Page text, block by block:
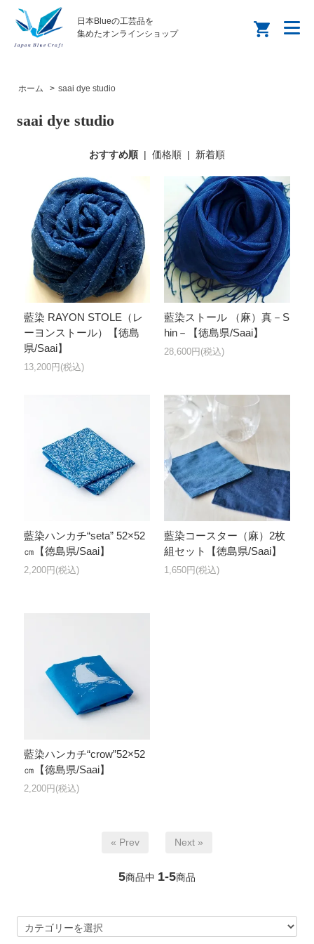
日本Blueの工芸品を
集めたオンラインショップ
ホーム > saai dye studio
saai dye studio
おすすめ順 | 価格順 | 新着順
藍染 RAYON STOLE（レ
ーヨンストール）【徳島
県/Saai】
13,200円(税込)
藍染ストール （麻）真－S
hin－【徳島県/Saai】
28,600円(税込)
藍染ハンカチ“seta” 52×52
㎝【徳島県/Saai】
2,200円(税込)
藍染コースター（麻）2枚
組セット【徳島県/Saai】
1,650円(税込)
藍染ハンカチ“crow”52×52
㎝【徳島県/Saai】
2,200円(税込)
« Prev Next »
5商品中 1-5商品